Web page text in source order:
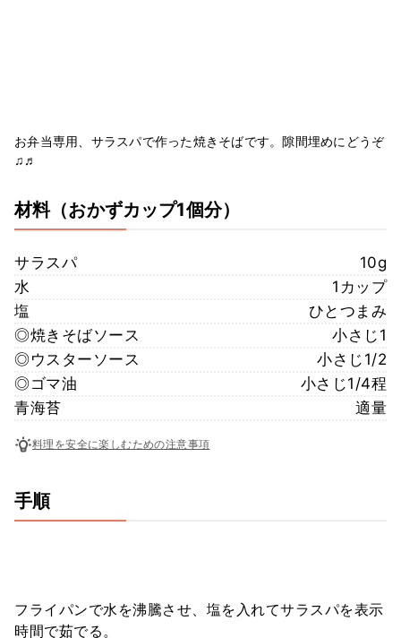
お弁当専用、サラスパで作った焼きそばです。隙間埋めにどうぞ
♫♬
材料（おかずカップ1個分）
サラスパ
10g
水
1カップ
塩
ひとつまみ
◎焼きそばソース
小さじ1
◎ウスターソース
小さじ1/2
◎ゴマ油
小さじ1/4程
青海苔
適量
料理を安全に楽しむための注意事項
手順
フライパンで水を沸騰させ、塩を入れてサラスパを表示
時間で茹でる。